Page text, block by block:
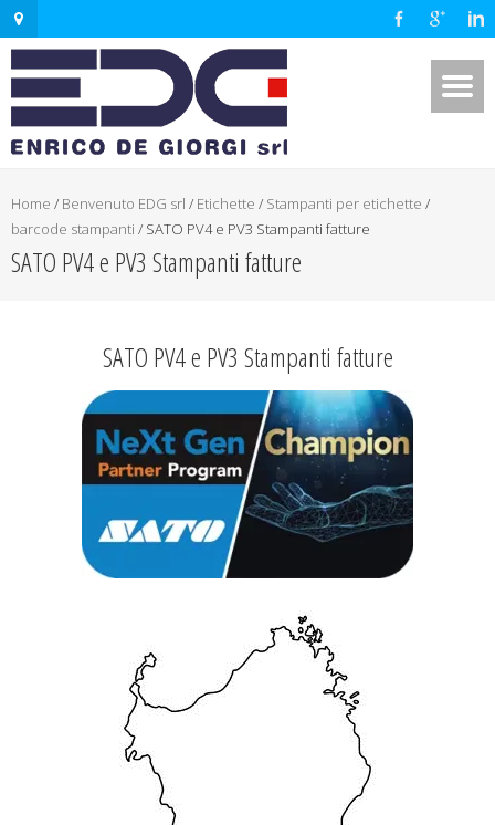
Home / Benvenuto EDG srl / Etichette / Stampanti per etichette /
barcode stampanti / SATO PV4 e PV3 Stampanti fatture
SATO PV4 e PV3 Stampanti fatture
SATO PV4 e PV3 Stampanti fatture